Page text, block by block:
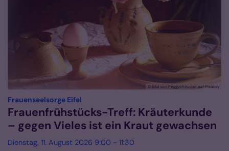
© Bild von Peggychoucair auf Pixabay
Frauenseelsorge Eifel
Frauenfrühstücks-Treff: Kräuterkunde
– gegen Vieles ist ein Kraut gewachsen
Dienstag, 11. August 2026 9:00 - 11:30